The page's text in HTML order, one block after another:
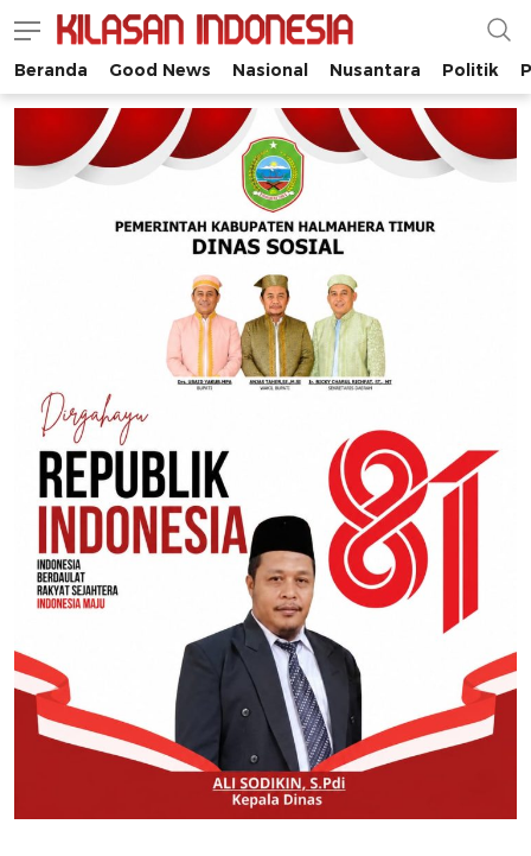
Kilasan Indonesia
Satu-satunya di Indonesia
Beranda Good News Nasional Nusantara Politik